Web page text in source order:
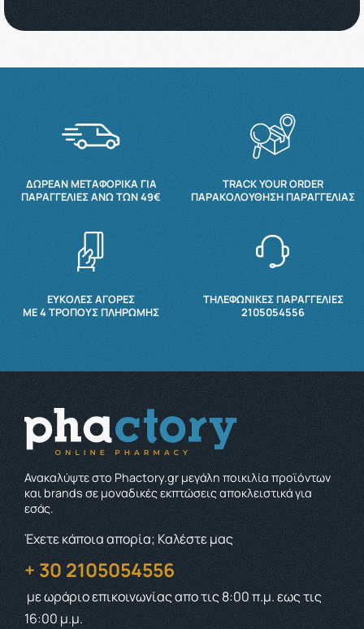
ΔΩΡΕΆΝ ΜΕΤΑΦΟΡΙΚΆ ΓΙΑ
ΠΑΡΑΓΓΕΛΊΕΣ ΆΝΩ ΤΩΝ 49€
TRACK YOUR ORDER
ΠΑΡΑΚΟΛΟΎΘΗΣΗ ΠΑΡΑΓΓΕΛΊΑΣ
ΕΥΚΟΛΕΣ ΑΓΟΡΕΣ
ΜΕ 4 ΤΡΌΠΟΥΣ ΠΛΗΡΩΜΉΣ
ΤΗΛΕΦΩΝΙΚΕΣ ΠΑΡΑΓΓΕΛΙΕΣ
2105054556
Ανακαλύψτε στο Phactory.gr μεγάλη ποικιλία προϊόντων
και brands σε μοναδικές εκπτώσεις αποκλειστικά για
εσάς.
Έχετε κάποια απορία; Καλέστε μας
+ 30 2105054556
με ωράριο επικοινωνίαςαπο τις 8:00 π.μ. εως τις
16:00 μ.μ.